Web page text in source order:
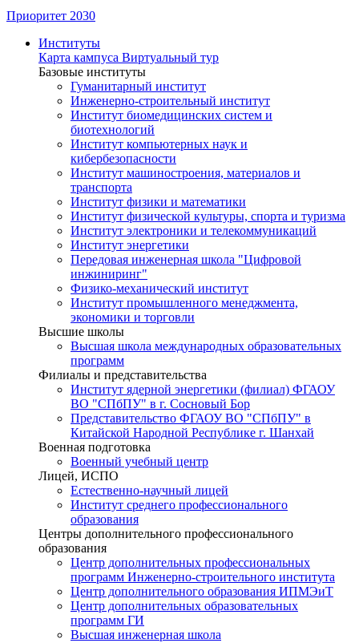
Приоритет 2030
Институты
Карта кампуса Виртуальный тур
Базовые институты
Гуманитарный институт
Инженерно-строительный институт
Институт биомедицинских систем и
биотехнологий
Институт компьютерных наук и
кибербезопасности
Институт машиностроения, материалов и
транспорта
Институт физики и математики
Институт физической культуры, спорта и туризма
Институт электроники и телекоммуникаций
Институт энергетики
Передовая инженерная школа "Цифровой
инжиниринг"
Физико-механический институт
Институт промышленного менеджмента,
экономики и торговли
Высшие школы
Высшая школа международных образовательных
программ
Филиалы и представительства
Институт ядерной энергетики (филиал) ФГАОУ
ВО "СПбПУ" в г. Сосновый Бор
Представительство ФГАОУ ВО "СПбПУ" в
Китайской Народной Республике г. Шанхай
Военная подготовка
Военный учебный центр
Лицей, ИСПО
Естественно-научный лицей
Институт среднего профессионального
образования
Центры дополнительного профессионального
образования
Центр дополнительных профессиональных
программ Инженерно-строительного института
Центр дополнительного образования ИПМЭиТ
Центр дополнительных образовательных
программ ГИ
Высшая инженерная школа